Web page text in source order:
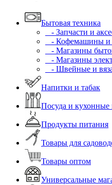
Бытовая техника
- Запчасти и
- Кофемашины и
- Магазины
- Магазины
- Швейные и
Напитки и табак
Посуда и кухонные
Продукты питания
Товары для
Товары оптом
Универсальные